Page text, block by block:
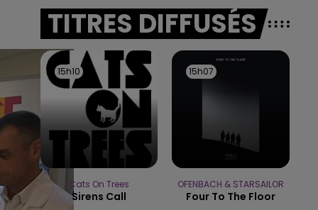
TITRES DIFFUSÉS
15h10
15h10
Cats On Trees
Sirens Call
15h07
15h07
OFENBACH & STARSAILOR
Four To The Floor